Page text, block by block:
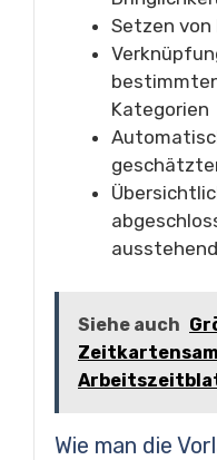
Setzen von
Kategorien
Siehe auch
Wie man die